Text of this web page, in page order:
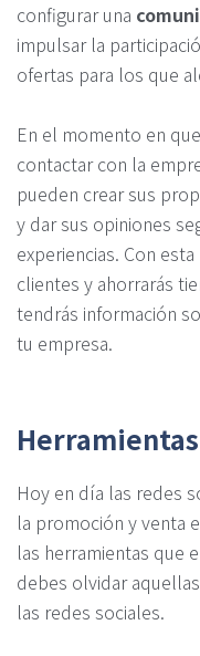
configurar una
impulsar la
ofertas para los que
En el momento en
contactar con la
pueden crear sus
y dar sus opiniones
experiencias. Con
clientes y ahorrarás
tendrás información
tu empresa.
Hoy en día las redes
la promoción y venta
las herramientas que
debes olvidar
las redes sociales.